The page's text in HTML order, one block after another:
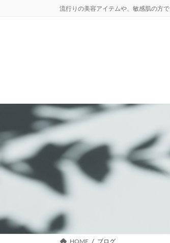
流行りの美容アイテムや、敏感肌の方
HOME ブログ